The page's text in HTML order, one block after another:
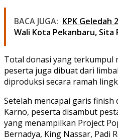
BACA JUGA: KPK Geledah
Wali Kota Pekanbaru, Sita
Total donasi yang terkumpul
peserta juga dibuat dari
diproduksi secara ramah
Setelah mencapai garis finish
Karno, peserta disambut
yang menampilkan Project
Bernadya, King Nassar, Padi